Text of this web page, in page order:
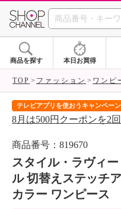
商品を探す 本日お買得
TOP ファッション ワンピ
テレビアプリを使おうキャンペーン
8月は500円クーポンを2
商品番号：819670
スタイル・ラヴィ
ル 切替えステッチ
カラー ワンピース